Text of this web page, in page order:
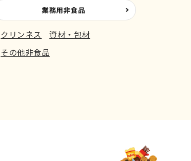
業務用非食品
クリンネス
資材・包材
その他非食品